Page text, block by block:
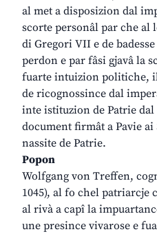
al met a disposizion dal
scorte personâl par che al
di Gregori VII e de
perdon e par fâsi gjavâ la
fuarte intuizion politiche,
de ricognossince dal
inte istituzion de Patrie
document firmât a Pavie
nassite de Patrie.
Popon
Wolfgang von Treffen,
1045), al fo chel
al rivà a capî la
une presince vivarose e